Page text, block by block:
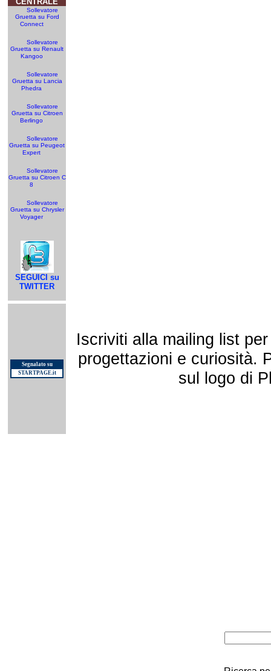
Sollevatore
Gruetta su Ford
Connect
Sollevatore
Gruetta su Renault
Kangoo
Sollevatore
Gruetta su Lancia
Phedra
Sollevatore
Gruetta su Citroen
Berlingo
Sollevatore
Gruetta su Peugeot
Expert
Sollevatore
Gruetta su Citroen C
8
Sollevatore
Gruetta su Chrysler
Voyager
SEGUICI su
TWITTER
Segnalato su
STARTPAGE.it
Iscriviti alla mailing list
progettazioni e curiosità.
sul logo di